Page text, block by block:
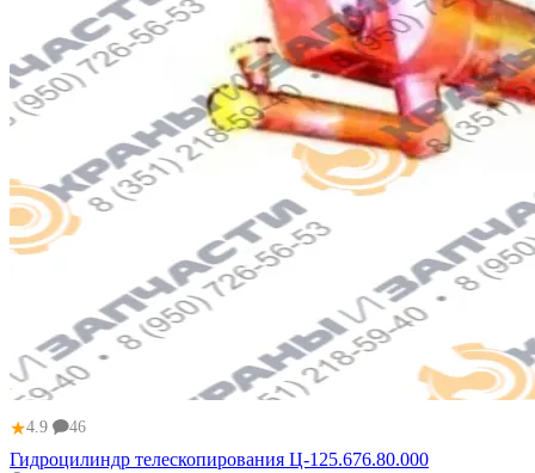
★4.9 46
Гидроцилиндр телескопирования Ц-125.676.80.000